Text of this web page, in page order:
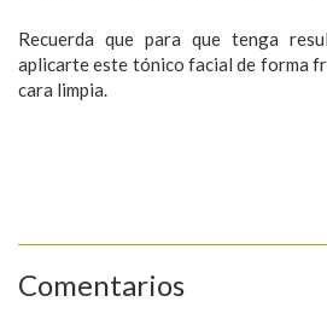
Recuerda que para que tenga
aplicarte este tónico facial de forma
cara limpia.
Comentarios